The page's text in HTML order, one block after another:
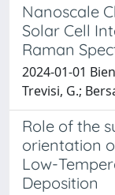
Nanoscale
Solar Cell
Raman
2024-01-01
Trevisi, G.;
Role of the
orientation
Low-
Deposition